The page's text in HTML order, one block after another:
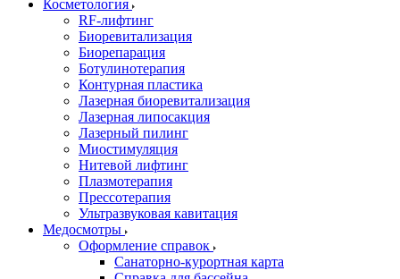
Косметология
RF-лифтинг
Биоревитализация
Биорепарация
Ботулинотерапия
Контурная пластика
Лазерная биоревитализация
Лазерная липосакция
Лазерный пилинг
Миостимуляция
Нитевой лифтинг
Плазмотерапия
Прессотерапия
Ультразвуковая кавитация
Медосмотры
Оформление справок
Санаторно-курортная карта